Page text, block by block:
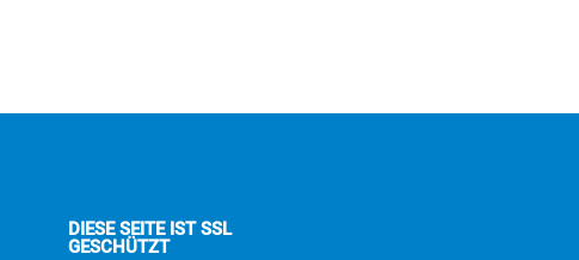
DIESE SEITE IST SSL
GESCHÜTZT